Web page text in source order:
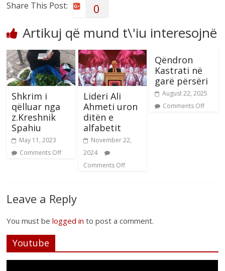
Share This Post: 0
Artikuj që mund t\'iu interesojnë
Shkrim i
qëlluar nga
z.Kreshnik
Spahiu
May 11, 2023
Comments Off
Lideri Ali
Ahmeti uron
ditën e
alfabetit
November 22,
2024
Comments Off
Qëndron
Kastrati në
garë përsëri
August 22, 2025
Comments Off
Leave a Reply
You must belogged in to post a comment.
Youtube